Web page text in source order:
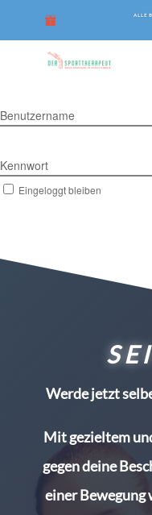
ALLE
Benutzername
Kennwort
Eingeloggt bleiben
Werde jetzt
Mit gezieltem
gegen deine
einer